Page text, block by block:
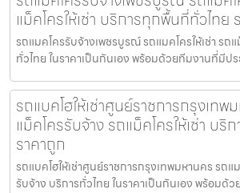
แม็คโครให้เช่า บริการทุกพื้นที่ทั่วไทย
รถแมคโครรับจ้างเพชรบูรณ์ รถแมคโครให้เช่า รถ
ทั่วไทย ในราคาเป็นกันเอง พร้อมด้วยทีมงานที่มีป
รถแบคโฮให้เช่าศูนย์ราชการกรุงเทพ
แม็คโครรับจ้าง รถแม็คโครให้เช่า บ
ราคาถูก
รถแบคโฮให้เช่าศูนย์ราชการกรุงเทพมหานคร รถแ
รับจ้าง บริการทั่วไทย ในราคาเป็นกันเอง พร้อมด้